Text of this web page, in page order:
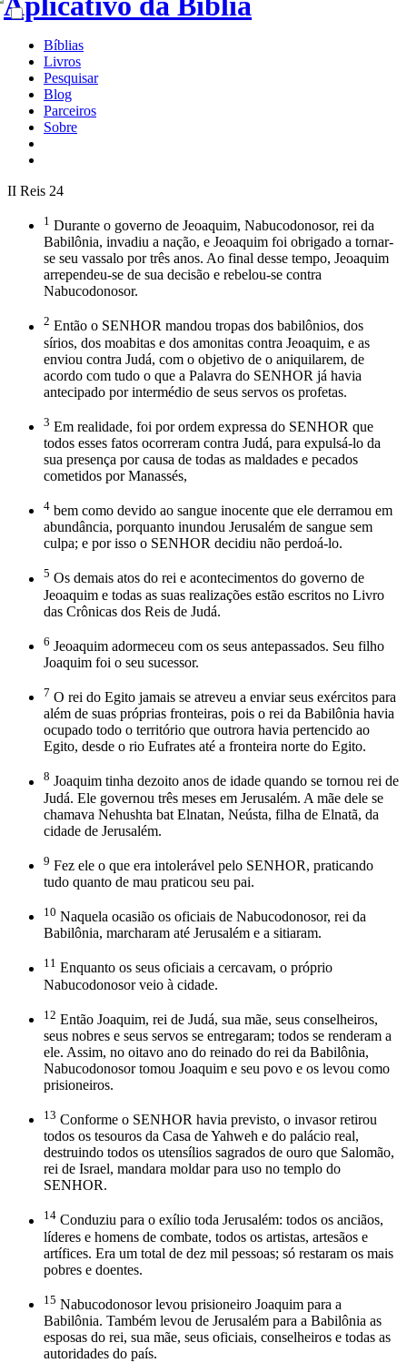
Bíblias
Livros
Pesquisar
Blog
Parceiros
Sobre
II Reis 24
1 Durante o governo de Jeoaquim, Nabucodonosor, rei da
Babilônia, invadiu a nação, e Jeoaquim foi obrigado a tornar-
se seu vassalo por três anos. Ao final desse tempo, Jeoaquim
arrependeu-se de sua decisão e rebelou-se contra
Nabucodonosor.
2 Então o SENHOR mandou tropas dos babilônios, dos
sírios, dos moabitas e dos amonitas contra Jeoaquim, e as
enviou contra Judá, com o objetivo de o aniquilarem, de
acordo com tudo o que a Palavra do SENHOR já havia
antecipado por intermédio de seus servos os profetas.
3 Em realidade, foi por ordem expressa do SENHOR que
todos esses fatos ocorreram contra Judá, para expulsá-lo da
sua presença por causa de todas as maldades e pecados
cometidos por Manassés,
4 bem como devido ao sangue inocente que ele derramou em
abundância, porquanto inundou Jerusalém de sangue sem
culpa; e por isso o SENHOR decidiu não perdoá-lo.
5 Os demais atos do rei e acontecimentos do governo de
Jeoaquim e todas as suas realizações estão escritos no Livro
das Crônicas dos Reis de Judá.
6 Jeoaquim adormeceu com os seus antepassados. Seu filho
Joaquim foi o seu sucessor.
7 O rei do Egito jamais se atreveu a enviar seus exércitos para
além de suas próprias fronteiras, pois o rei da Babilônia havia
ocupado todo o território que outrora havia pertencido ao
Egito, desde o rio Eufrates até a fronteira norte do Egito.
8 Joaquim tinha dezoito anos de idade quando se tornou rei de
Judá. Ele governou três meses em Jerusalém. A mãe dele se
chamava Nehushta bat Elnatan, Neústa, filha de Elnatã, da
cidade de Jerusalém.
9 Fez ele o que era intolerável pelo SENHOR, praticando
tudo quanto de mau praticou seu pai.
10 Naquela ocasião os oficiais de Nabucodonosor, rei da
Babilônia, marcharam até Jerusalém e a sitiaram.
11 Enquanto os seus oficiais a cercavam, o próprio
Nabucodonosor veio à cidade.
12 Então Joaquim, rei de Judá, sua mãe, seus conselheiros,
seus nobres e seus servos se entregaram; todos se renderam a
ele. Assim, no oitavo ano do reinado do rei da Babilônia,
Nabucodonosor tomou Joaquim e seu povo e os levou como
prisioneiros.
13 Conforme o SENHOR havia previsto, o invasor retirou
todos os tesouros da Casa de Yahweh e do palácio real,
destruindo todos os utensílios sagrados de ouro que Salomão,
rei de Israel, mandara moldar para uso no templo do
SENHOR.
14 Conduziu para o exílio toda Jerusalém: todos os anciãos,
líderes e homens de combate, todos os artistas, artesãos e
artífices. Era um total de dez mil pessoas; só restaram os mais
pobres e doentes.
15 Nabucodonosor levou prisioneiro Joaquim para a
Babilônia. Também levou de Jerusalém para a Babilônia as
esposas do rei, sua mãe, seus oficiais, conselheiros e todas as
autoridades do país.